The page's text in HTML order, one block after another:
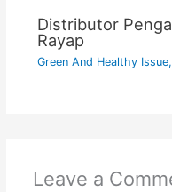
Distributor
Rayap
Green And Healthy Issue,
Leave a